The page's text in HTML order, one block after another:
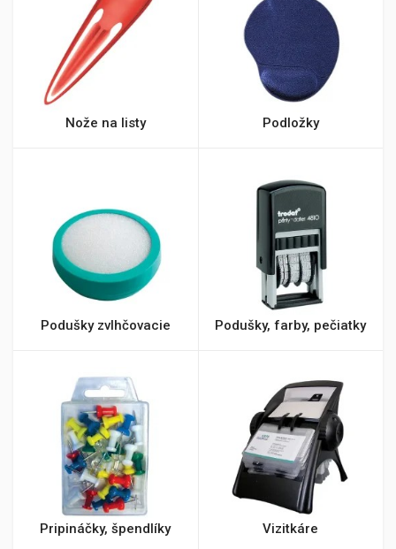
Nože na listy Podložky
Podušky zvlhčovacie Podušky, farby, pečiatky
Pripináčky, špendlíky Vizitkáre